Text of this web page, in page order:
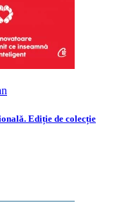
Ediție de colecție